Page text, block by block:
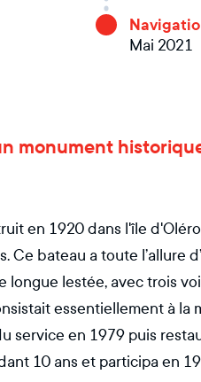
Mai 2021
monument
en 1920 dans l'île
Ce bateau a toute l’allure
lestée, avec trois
essentiellement à la
service en 1979 puis
10 ans et participa en